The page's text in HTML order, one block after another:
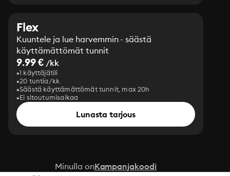
Flex
Kuuntele ja lue harvemmin - säästä
käyttämättömät tunnit
9.99 € /kk
1 käyttäjätili
20 tuntia/kk
Säästä käyttämättömät tunnit, max 20h
Ei sitoutumisaikaa
Lunasta tarjous
Minulla onKampanjakoodi